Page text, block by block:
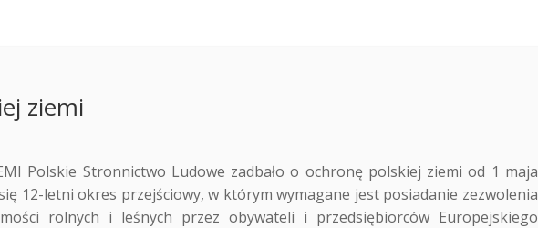
ziemi
Polskie Stronnictwo Ludowe zadbało o ochronę polskiej ziemi od 1 maja
12-letni okres przejściowy, w którym wymagane jest posiadanie zezwolenia
rolnych i leśnych przez obywateli i przedsiębiorców Europejskiego